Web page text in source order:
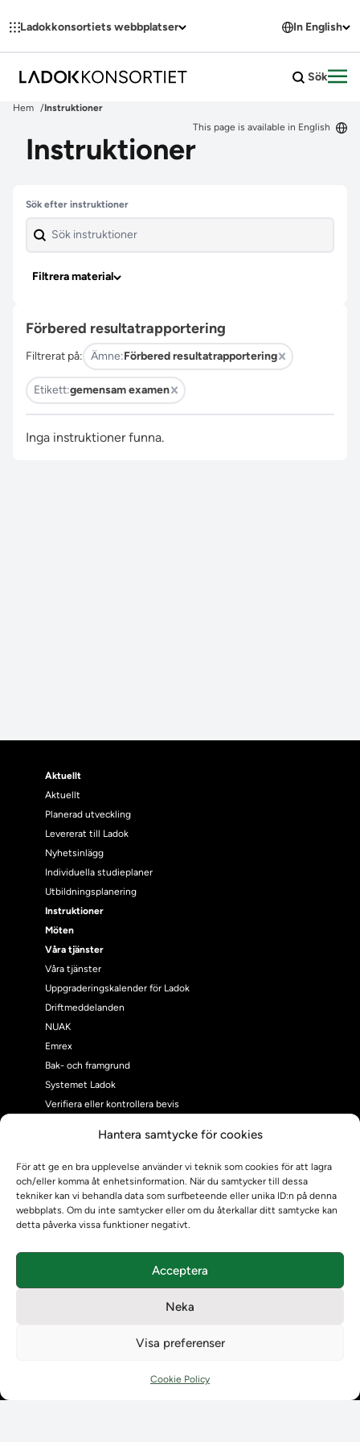
Hantera samtycke för cookies
För att ge en bra upplevelse använder vi teknik som cookies för att lagra
och/eller komma åt enhetsinformation. När du samtycker till dessa
tekniker kan vi behandla data som surfbeteende eller unika ID:n på denna
webbplats. Om du inte samtycker eller om du återkallar ditt samtycke kan
detta påverka vissa funktioner negativt.
Acceptera
Neka
Visa preferenser
Cookie Policy
Ladokkonsortiets webbplatser In English
Sök
Hem
Instruktioner
This page is available in English
Instruktioner
Hoppa över filter
Sök efter instruktioner
Filtrera material
Förbered resultatrapportering
Filtrerat på: Ämne:Förbered resultatrapportering
Etikett:gemensam examen
Inga instruktioner funna.
Aktuellt
Aktuellt
Planerad utveckling
Levererat till Ladok
Nyhetsinlägg
Individuella studieplaner
Utbildningsplanering
Instruktioner
Möten
Våra tjänster
Våra tjänster
Uppgraderingskalender för Ladok
Driftmeddelanden
NUAK
Emrex
Bak- och framgrund
Systemet Ladok
Verifiera eller kontrollera bevis
Om oss
Om Ladokkonsortiet
Ladokkonsortiet internationellt
Vision, strategi och produktplan
Kontaktuppgifter för studenters Ladoksupport